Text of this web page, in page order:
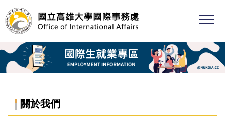
跳
到
主
內
容
關於我們